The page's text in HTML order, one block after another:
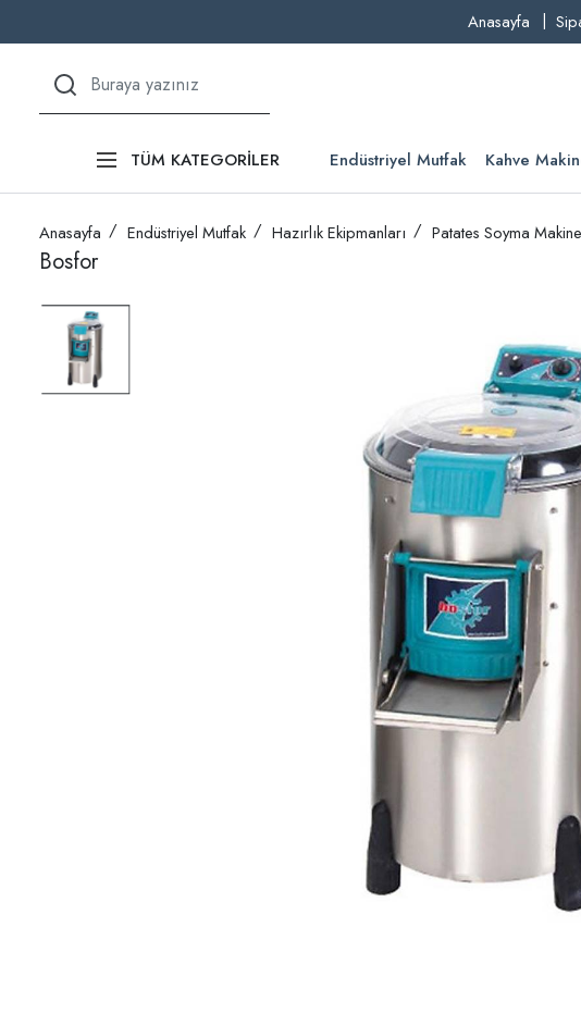
Anasayfa
TÜM KATEGORİLER Endüstriyel Mutfak Kahve
Anasayfa Endüstriyel Mutfak Hazırlık Ekipmanları Patates Soyma
Bosfor